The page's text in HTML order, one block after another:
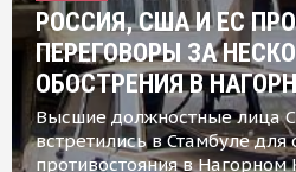
РОССИЯ, США И ЕС
ПЕРЕГОВОРЫ ЗА
ОБОСТРЕНИЯ В
Высшие должностные лица
встретились в Стамбуле для
противостояния в Нагорном